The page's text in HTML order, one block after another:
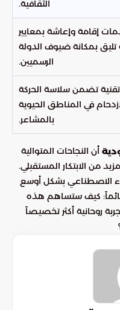
الثقافية.
إقامة وإعاشة بمعايير
تليق بمكانة ضيوف الدولة
الرسميين.
تقنية تضمن سلاسة الحركة
في المناطق الحيوية
بالمشاعر.
أن النجاحات المتوالية
من الابتكار المستقبلي.
الاصطناعي بشكل أوسع
كيف ستساهم هذه
روحانية أكثر تخصيصاً